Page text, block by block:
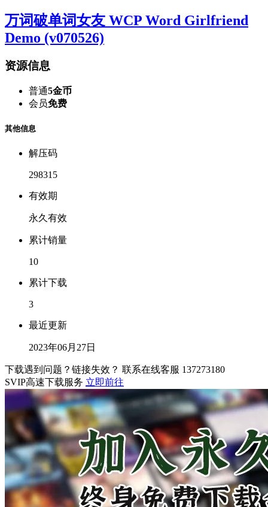
万词破单词女友 WCP Word Girlfriend
Demo (v070526)
资源信息
普通5金币
会员免费
其他信息
解压码
298315
有效期
永久有效
累计销量
10
累计下载
3
最近更新
2023年06月27日
下载遇到问题？链接失效？ 联系在线客服 137273180
SVIP高速下载服务 立即前往